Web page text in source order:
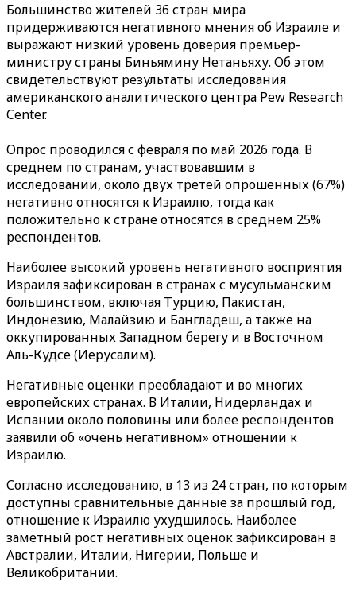
Большинство жителей 36 стран мира
придерживаются негативного мнения об Израиле и
выражают низкий уровень доверия премьер-
министру страны Биньямину Нетаньяху. Об этом
свидетельствуют результаты исследования
американского аналитического центра Pew Research
Center.
Опрос проводился с февраля по май 2026 года. В
среднем по странам, участвовавшим в
исследовании, около двух третей опрошенных (67%)
негативно относятся к Израилю, тогда как
положительно к стране относятся в среднем 25%
респондентов.
Наиболее высокий уровень негативного восприятия
Израиля зафиксирован в странах с мусульманским
большинством, включая Турцию, Пакистан,
Индонезию, Малайзию и Бангладеш, а также на
оккупированных Западном берегу и в Восточном
Аль-Кудсе (Иерусалим).
Негативные оценки преобладают и во многих
европейских странах. В Италии, Нидерландах и
Испании около половины или более респондентов
заявили об «очень негативном» отношении к
Израилю.
Согласно исследованию, в 13 из 24 стран, по которым
доступны сравнительные данные за прошлый год,
отношение к Израилю ухудшилось. Наиболее
заметный рост негативных оценок зафиксирован в
Австралии, Италии, Нигерии, Польше и
Великобритании.